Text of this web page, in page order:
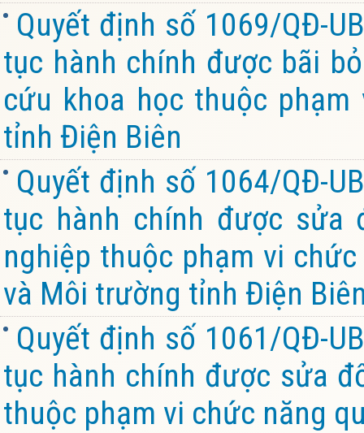
Quyết định số 1069/QĐ-
tục hành chính được bãi
cứu khoa học thuộc
tỉnh Điện Biên
Quyết định số 1064/QĐ-
tục hành chính được sửa
nghiệp thuộc phạm vi
và Môi trường tỉnh Điện
Quyết định số 1061/QĐ-
tục hành chính được sửa
thuộc phạm vi chức năng